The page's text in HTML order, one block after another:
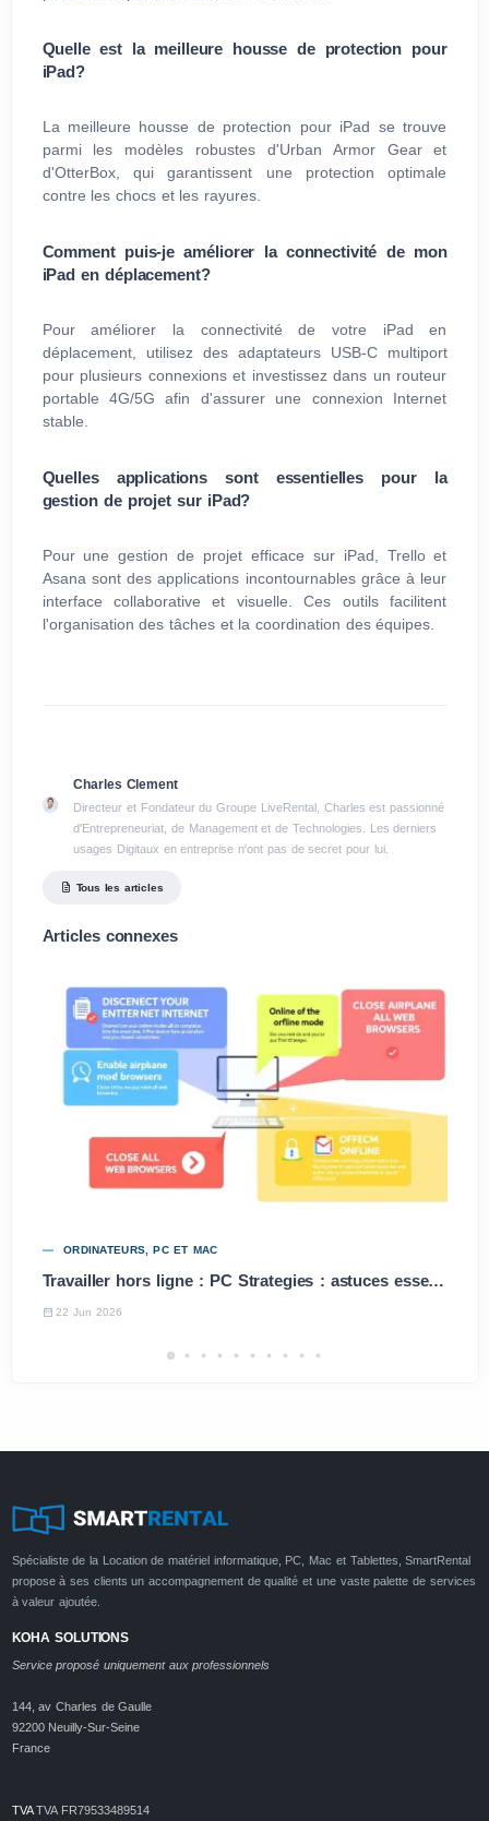
Quelle est la meilleure housse de protection pour
iPad?
La meilleure housse de protection pour iPad se trouve
parmi les modèles robustes d'Urban Armor Gear et
d'OtterBox, qui garantissent une protection optimale
contre les chocs et les rayures.
Comment puis-je améliorer la connectivité de mon
iPad en déplacement?
Pour améliorer la connectivité de votre iPad en
déplacement, utilisez des adaptateurs USB-C multiport
pour plusieurs connexions et investissez dans un routeur
portable 4G/5G afin d'assurer une connexion Internet
stable.
Quelles applications sont essentielles pour la
gestion de projet sur iPad?
Pour une gestion de projet efficace sur iPad, Trello et
Asana sont des applications incontournables grâce à leur
interface collaborative et visuelle. Ces outils facilitent
l'organisation des tâches et la coordination des équipes.
Charles Clement
Directeur et Fondateur du Groupe LiveRental, Charles est passionné
d'Entrepreneuriat, de Management et de Technologies. Les derniers
usages Digitaux en entreprise n'ont pas de secret pour lui.
Tous les articles
Articles connexes
ORDINATEURS, PC ET MAC
Travailler hors ligne : PC Strategies : astuces essentielles
22 Jun 2026
Spécialiste de la Location de matériel informatique, PC, Mac et Tablettes, SmartRental
propose à ses clients un accompagnement de qualité et une vaste palette de services
à valeur ajoutée.
KOHA SOLUTIONS
Service proposé uniquement aux professionnels
144, av Charles de Gaulle
92200 Neuilly-Sur-Seine
France
TVATVA FR79533489514